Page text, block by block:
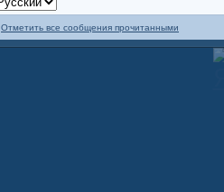
Отметить все сообщения прочитанными